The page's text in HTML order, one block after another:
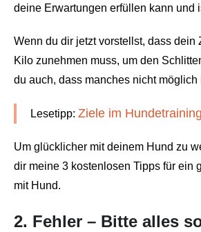
deine Erwartungen erfüllen kann und
Wenn du dir jetzt vorstellst, dass dein
Kilo zunehmen muss, um den
du auch, dass manches nicht möglich
Lesetipp: Ziele im Hundetraining
Um glücklicher mit deinem Hund zu
dir meine 3 kostenlosen Tipps für ein
mit Hund.
2. Fehler – Bitte alles